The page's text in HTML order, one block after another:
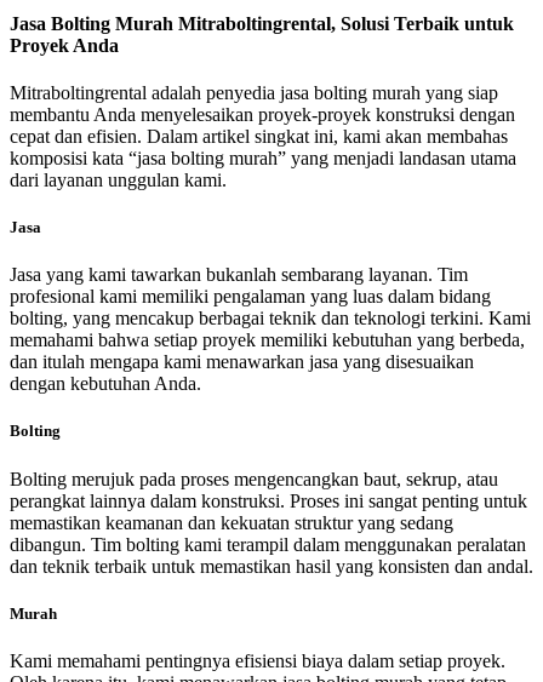
Jasa Bolting Murah Mitraboltingrental, Solusi Terbaik untuk
Proyek Anda
Mitraboltingrental adalah penyedia jasa bolting murah yang siap
membantu Anda menyelesaikan proyek-proyek konstruksi dengan
cepat dan efisien. Dalam artikel singkat ini, kami akan membahas
komposisi kata “jasa bolting murah” yang menjadi landasan utama
dari layanan unggulan kami.
Jasa
Jasa yang kami tawarkan bukanlah sembarang layanan. Tim
profesional kami memiliki pengalaman yang luas dalam bidang
bolting, yang mencakup berbagai teknik dan teknologi terkini. Kami
memahami bahwa setiap proyek memiliki kebutuhan yang berbeda,
dan itulah mengapa kami menawarkan jasa yang disesuaikan
dengan kebutuhan Anda.
Bolting
Bolting merujuk pada proses mengencangkan baut, sekrup, atau
perangkat lainnya dalam konstruksi. Proses ini sangat penting untuk
memastikan keamanan dan kekuatan struktur yang sedang
dibangun. Tim bolting kami terampil dalam menggunakan peralatan
dan teknik terbaik untuk memastikan hasil yang konsisten dan andal.
Murah
Kami memahami pentingnya efisiensi biaya dalam setiap proyek.